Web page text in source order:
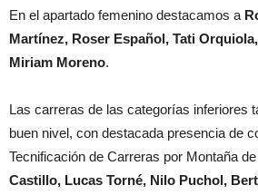
En el apartado femenino destacamos a
Martínez, Roser Español, Tati
Miriam Moreno.
Las carreras de las categorías inferiores
buen nivel, con destacada presencia de
Tecnificación de Carreras por Montaña
Castillo, Lucas Torné, Nilo Puchol,